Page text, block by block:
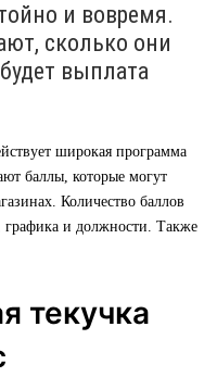
и вовремя.
сколько они
выплата
широкая программа
баллы, которые могут
Количество баллов
графика и должности. Также
текучка